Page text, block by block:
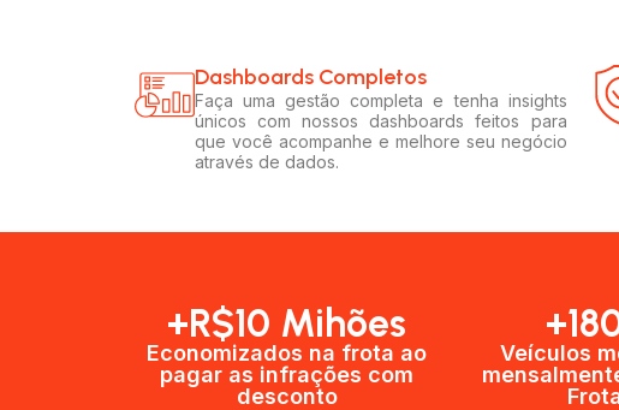
Dashboards Completos​​
Faça uma gestão completa e tenha insights
únicos com nossos dashboards feitos para
que você acompanhe e melhore seu negócio
através de dados.
+R$10 Mihões
Economizados na frota ao
pagar as infrações com
desconto
Veículos